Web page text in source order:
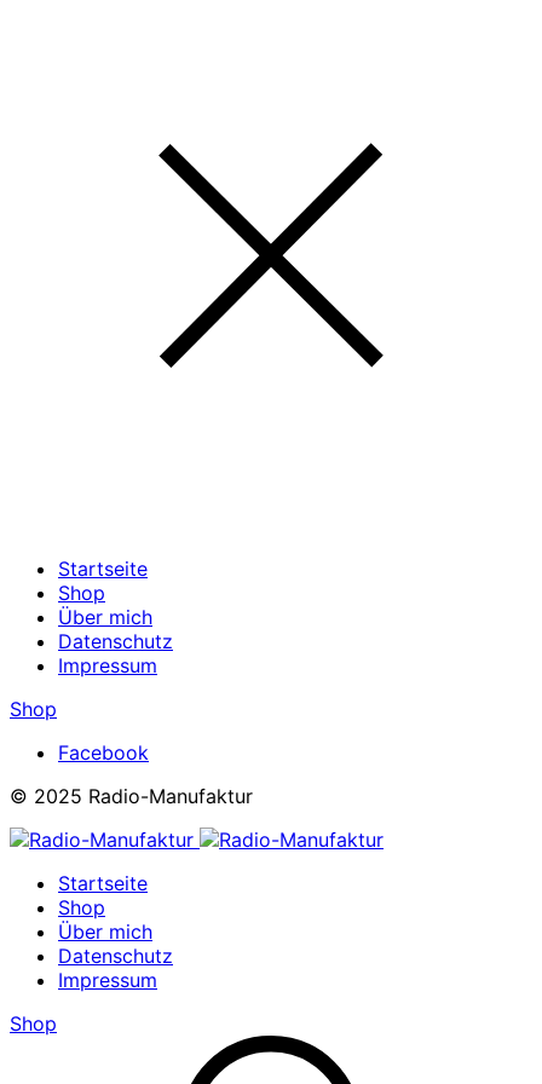
Startseite
Shop
Über mich
Datenschutz
Impressum
Shop
Facebook
© 2025 Radio-Manufaktur
Startseite
Shop
Über mich
Datenschutz
Impressum
Shop